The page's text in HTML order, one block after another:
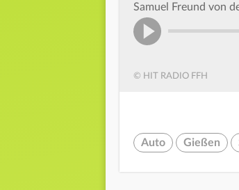
Samuel Freund von
© HIT RADIO FFH
Auto Gießen